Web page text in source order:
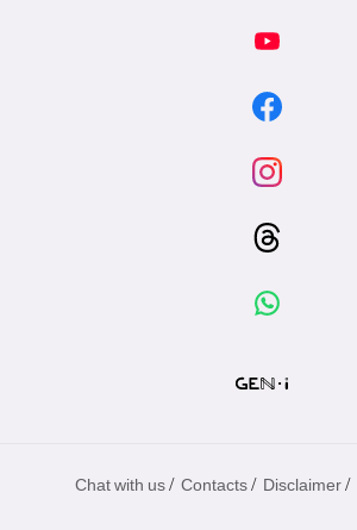
Chat with us / Contacts / Disclaimer /